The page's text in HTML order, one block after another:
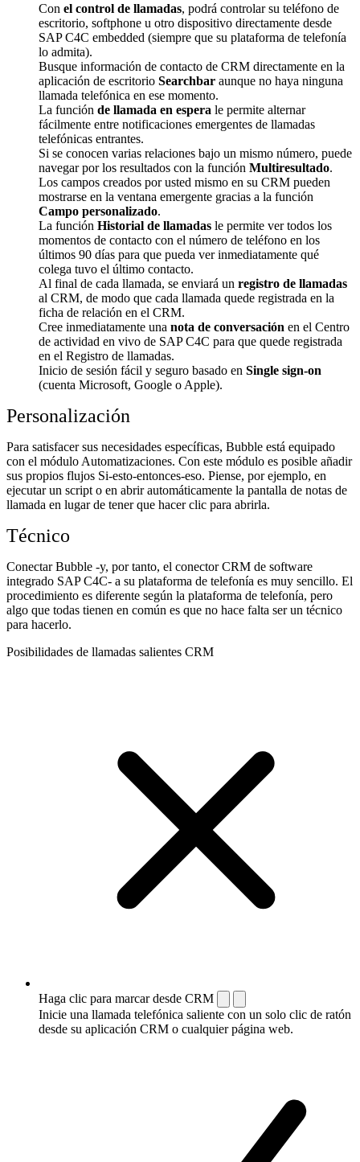
Con el control de llamadas, podrá controlar su teléfono de
escritorio, softphone u otro dispositivo directamente desde
SAP C4C embedded (siempre que su plataforma de telefonía
lo admita).
Busque información de contacto de CRM directamente en la
aplicación de escritorio Searchbar aunque no haya ninguna
llamada telefónica en ese momento.
La función de llamada en espera le permite alternar
fácilmente entre notificaciones emergentes de llamadas
telefónicas entrantes.
Si se conocen varias relaciones bajo un mismo número, puede
navegar por los resultados con la función Multiresultado.
Los campos creados por usted mismo en su CRM pueden
mostrarse en la ventana emergente gracias a la función
Campo personalizado.
La función Historial de llamadas le permite ver todos los
momentos de contacto con el número de teléfono en los
últimos 90 días para que pueda ver inmediatamente qué
colega tuvo el último contacto.
Al final de cada llamada, se enviará un registro de llamadas
al CRM, de modo que cada llamada quede registrada en la
ficha de relación en el CRM.
Cree inmediatamente una nota de conversación en el Centro
de actividad en vivo de SAP C4C para que quede registrada
en el Registro de llamadas.
Inicio de sesión fácil y seguro basado en Single sign-on
(cuenta Microsoft, Google o Apple).
Personalización
Para satisfacer sus necesidades específicas, Bubble está equipado
con el módulo Automatizaciones. Con este módulo es posible añadir
sus propios flujos Si-esto-entonces-eso. Piense, por ejemplo, en
ejecutar un script o en abrir automáticamente la pantalla de notas de
llamada en lugar de tener que hacer clic para abrirla.
Técnico
Conectar Bubble -y, por tanto, el conector CRM de software
integrado SAP C4C- a su plataforma de telefonía es muy sencillo. El
procedimiento es diferente según la plataforma de telefonía, pero
algo que todas tienen en común es que no hace falta ser un técnico
para hacerlo.
Posibilidades de llamadas salientes CRM
Haga clic para marcar desde CRM
Inicie una llamada telefónica saliente con un solo clic de ratón
desde su aplicación CRM o cualquier página web.